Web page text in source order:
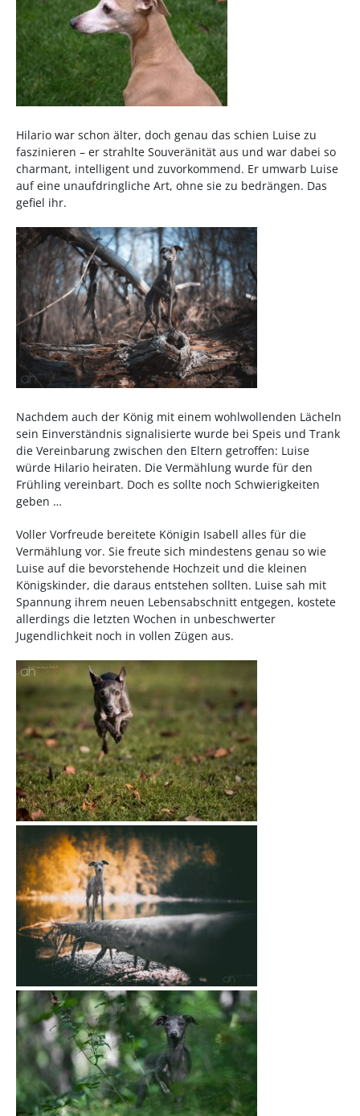
Hilario war schon älter, doch genau das schien Luise zu
faszinieren – er strahlte Souveränität aus und war dabei so
charmant, intelligent und zuvorkommend. Er umwarb Luise
auf eine unaufdringliche Art, ohne sie zu bedrängen. Das
gefiel ihr.
Nachdem auch der König mit einem wohlwollenden Lächeln
sein Einverständnis signalisierte wurde bei Speis und Trank
die Vereinbarung zwischen den Eltern getroffen: Luise
würde Hilario heiraten. Die Vermählung wurde für den
Frühling vereinbart. Doch es sollte noch Schwierigkeiten
geben …
Voller Vorfreude bereitete Königin Isabell alles für die
Vermählung vor. Sie freute sich mindestens genau so wie
Luise auf die bevorstehende Hochzeit und die kleinen
Königskinder, die daraus entstehen sollten. Luise sah mit
Spannung ihrem neuen Lebensabschnitt entgegen, kostete
allerdings die letzten Wochen in unbeschwerter
Jugendlichkeit noch in vollen Zügen aus.